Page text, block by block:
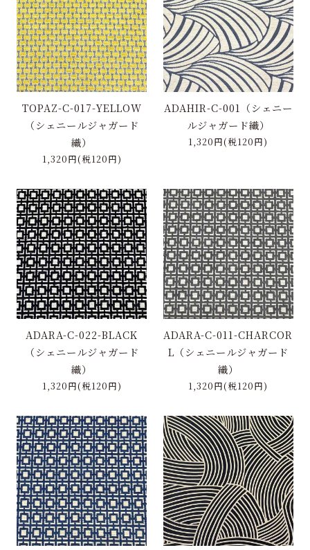
特定商取引に基づく表記
お問い合わせ
TOPAZ-C-017-YELLOW
（シェニールジャガード
織）
1,320円(税120円)
ADAHIR-C-001（シェニー
ルジャガード織）
1,320円(税120円)
ADARA-C-022-BLACK
（シェニールジャガード
織）
1,320円(税120円)
ADARA-C-011-CHARCOR
L（シェニールジャガード
織）
1,320円(税120円)